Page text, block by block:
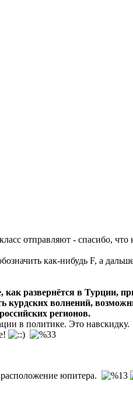
отправляют - спасибо,
как-нибудь F, а
как развернётся в Турции,
курдских волнений,
регионов.
в политике. Это навскидку.
юпитера.